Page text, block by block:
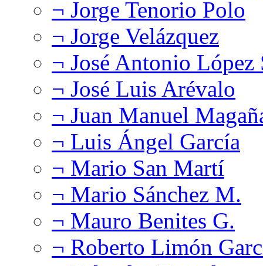
¬ Jorge Tenorio Polo
¬ Jorge Velázquez
¬ José Antonio López
¬ José Luis Arévalo
¬ Juan Manuel
¬ Luis Ángel García
¬ Mario San Martí
¬ Mario Sánchez M.
¬ Mauro Benites G.
¬ Roberto Limón